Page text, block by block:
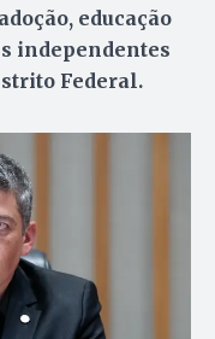
educação
independentes
Federal.